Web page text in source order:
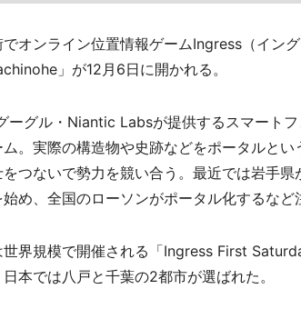
オンライン位置情報ゲームIngress（イン
」が12月6日に開かれる。
グル・Niantic Labsが提供するスマート
。実際の構造物や史跡などをポータルと
つないで勢力を競い合う。最近では岩手
め、全国のローソンがポータル化するなど
界規模で開催される「Ingress First
日本では八戸と千葉の2都市が選ばれた。